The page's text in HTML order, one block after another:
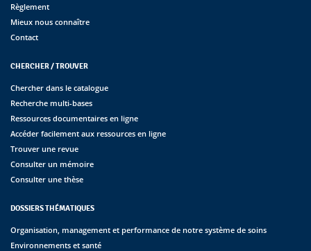
Règlement
Mieux nous connaître
Contact
CHERCHER / TROUVER
Chercher dans le catalogue
Recherche multi-bases
Ressources documentaires en ligne
Accéder facilement aux ressources en ligne
Trouver une revue
Consulter un mémoire
Consulter une thèse
DOSSIERS THÉMATIQUES
Organisation, management et performance de notre système de soins
Environnements et santé